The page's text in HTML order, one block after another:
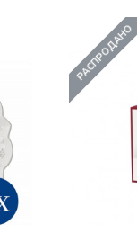
РАСПРОДАНО